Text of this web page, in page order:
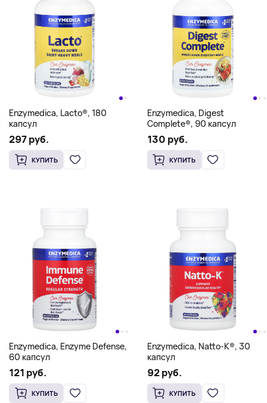
Enzymedica, Lacto®, 180
капсул
297 руб.
КУПИТЬ
Enzymedica, Digest
Complete®, 90 капсул
130 руб.
КУПИТЬ
Enzymedica, Enzyme Defense,
60 капсул
121 руб.
КУПИТЬ
Enzymedica, Natto-K®, 30
капсул
92 руб.
КУПИТЬ